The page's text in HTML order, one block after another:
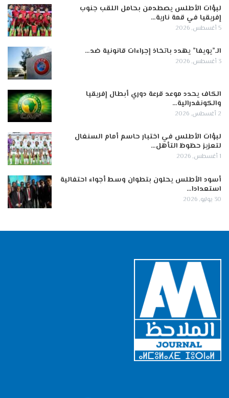
لبؤات الأطلس يصطدمن بحامل اللقب جنوب
إفريقيا في قمة نارية…
5 أغسطس, 2026
الـ”يويفا” يهدد باتخاذ إجراءات قانونية ضد…
3 أغسطس, 2026
الكاف يحدد موعد قرعة دوري أبطال إفريقيا
والكونفدرالية…
2 أغسطس, 2026
لبؤات الأطلس في اختبار حاسم أمام السنغال
لتعزيز حظوظ التأهل…
1 أغسطس, 2026
أسود الأطلس يحلون بتطوان وسط أجواء احتفالية
استعدادا…
30 يوليو, 2026